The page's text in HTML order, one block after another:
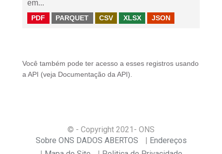
em...
PDF PARQUET CSV XLSX JSON
Você também pode ter acesso a esses registros usando
a API (veja Documentação da API ).
© - Copyright 2021 - ONS
Sobre ONS DADOS ABERTOS
Endereços